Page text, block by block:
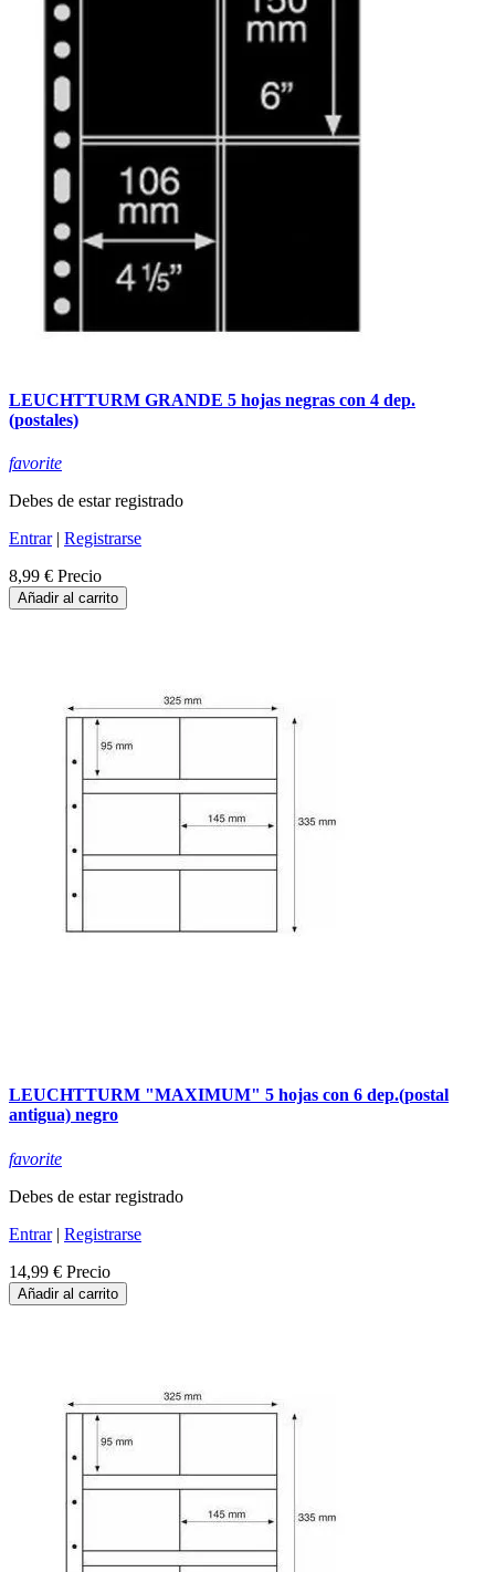
LEUCHTTURM GRANDE 5 hojas negras con 4 dep.
(postales)
favorite
Debes de estar registrado
Entrar| Registrarse
8,99 € Precio
Añadir al carrito
LEUCHTTURM "MAXIMUM" 5 hojas con 6 dep.(postal
antigua) negro
favorite
Debes de estar registrado
Entrar| Registrarse
14,99 € Precio
Añadir al carrito